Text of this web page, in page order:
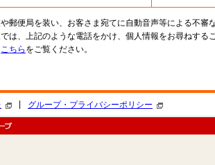
郵便局を装い、お客さま宛てに自動音声等による不審
は、上記のような電話をかけ、個人情報をお尋ねする
こちら をご覧ください。
グループ・プライバシーポリシー